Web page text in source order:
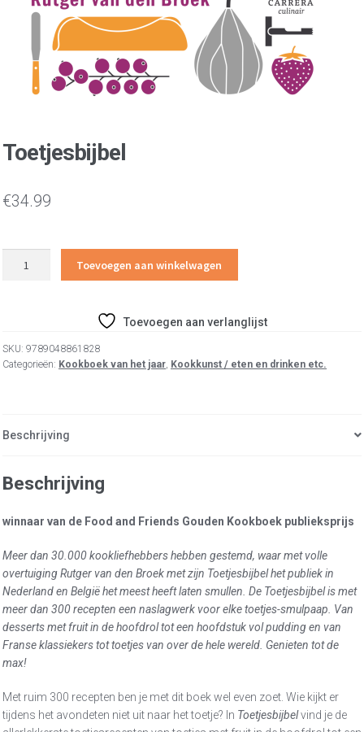
Toetjesbijbel
€34.99
Toevoegen aan winkelwagen
Toevoegen aan verlanglijst
SKU: 9789048861828
Categorieën: Kookboek van het jaar, Kookkunst / eten en drinken etc.
Beschrijving
Beschrijving
winnaar van de Food and Friends Gouden Kookboek publieksprijs
Meer dan 30.000 kookliefhebbers hebben gestemd, waar met volle
overtuiging Rutger van den Broek met zijn Toetjesbijbel het publiek in
Nederland en België het meest heeft laten smullen. De Toetjesbijbel is met
meer dan 300 recepten een naslagwerk voor elke toetjes-smulpaap. Van
desserts met fruit in de hoofdrol tot een hoofdstuk vol pudding en van
Franse klassiekers tot toetjes van over de hele wereld. Genieten tot de
max!
Met ruim 300 recepten ben je met dit boek wel even zoet. Wie kijkt er
tijdens het avondeten niet uit naar het toetje? In Toetjesbijbelvind je de